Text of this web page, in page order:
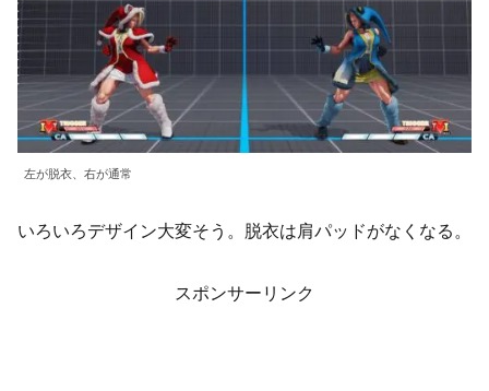
左が脱衣、右が通常
いろいろデザイン大変そう。脱衣は肩パッドがなくなる。
スポンサーリンク